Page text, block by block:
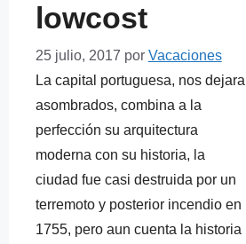
lowcost
25 julio, 2017 por Vacaciones
La capital portuguesa, nos dejara
asombrados, combina a la
perfección su arquitectura
moderna con su historia, la
ciudad fue casi destruida por un
terremoto y posterior incendio en
1755, pero aun cuenta la historia